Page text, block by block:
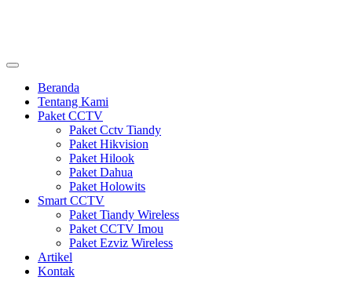
Beranda
Tentang Kami
Paket CCTV
Paket Cctv Tiandy
Paket Hikvision
Paket Hilook
Paket Dahua
Paket Holowits
Smart CCTV
Paket Tiandy Wireless
Paket CCTV Imou
Paket Ezviz Wireless
Artikel
Kontak